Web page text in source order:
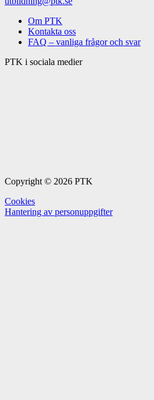
Om PTK
Kontakta oss
FAQ – vanliga frågor och svar
PTK i sociala medier
Copyright © 2026 PTK
Cookies
Hantering av personuppgifter